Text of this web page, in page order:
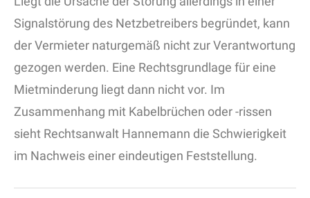
Signalstörung des Netzbetreibers begründet, kann
der Vermieter naturgemäß nicht zur Verantwortung
gezogen werden. Eine Rechtsgrundlage für eine
Mietminderung liegt dann nicht vor. Im
Zusammenhang mit Kabelbrüchen oder -rissen
sieht Rechtsanwalt Hannemann die Schwierigkeit
im Nachweis einer eindeutigen Feststellung.